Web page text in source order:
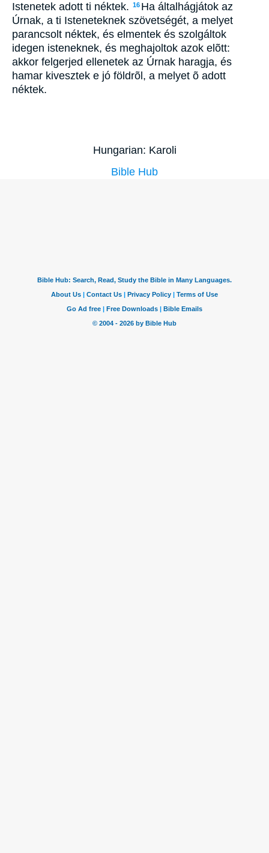
Istenetek adott ti néktek. 16 Ha általhágjátok az
Úrnak, a ti Isteneteknek szövetségét, a melyet
parancsolt néktek, és elmentek és szolgáltok
idegen isteneknek, és meghajoltok azok elõtt:
akkor felgerjed ellenetek az Úrnak haragja, és
hamar kivesztek e jó földrõl, a melyet õ adott
néktek.
Hungarian: Karoli
Bible Hub